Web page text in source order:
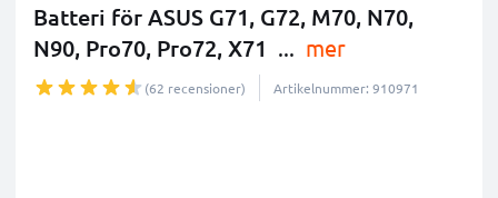
Batteri för ASUS G71, G72, M70, N70,
N90, Pro70, Pro72, X71 ... mer
(62 recensioner) Artikelnummer: 910971